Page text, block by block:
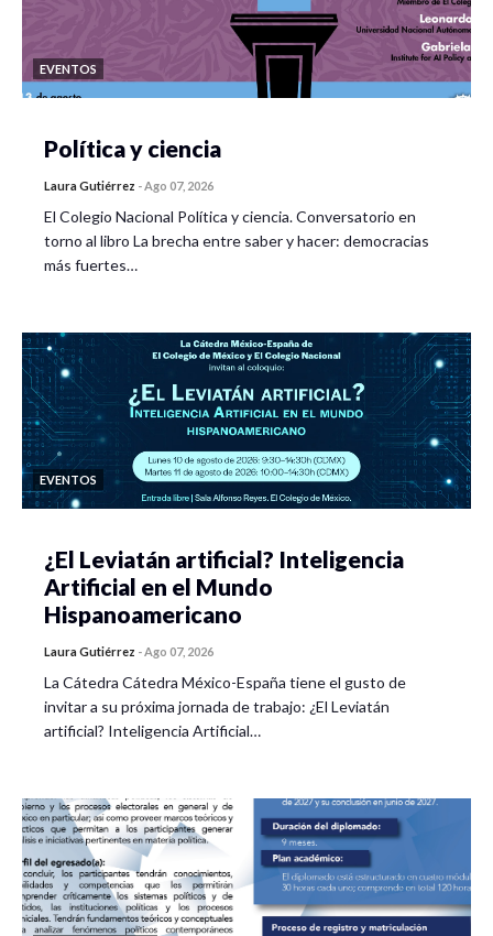
EVENTOS
Política y ciencia
Laura Gutiérrez -Ago 07, 2026
El Colegio Nacional Política y ciencia. Conversatorio en
torno al libro La brecha entre saber y hacer: democracias
más fuertes…
EVENTOS
¿El Leviatán artificial? Inteligencia
Artificial en el Mundo
Hispanoamericano
Laura Gutiérrez -Ago 07, 2026
La Cátedra Cátedra México-España tiene el gusto de
invitar a su próxima jornada de trabajo: ¿El Leviatán
artificial? Inteligencia Artificial…